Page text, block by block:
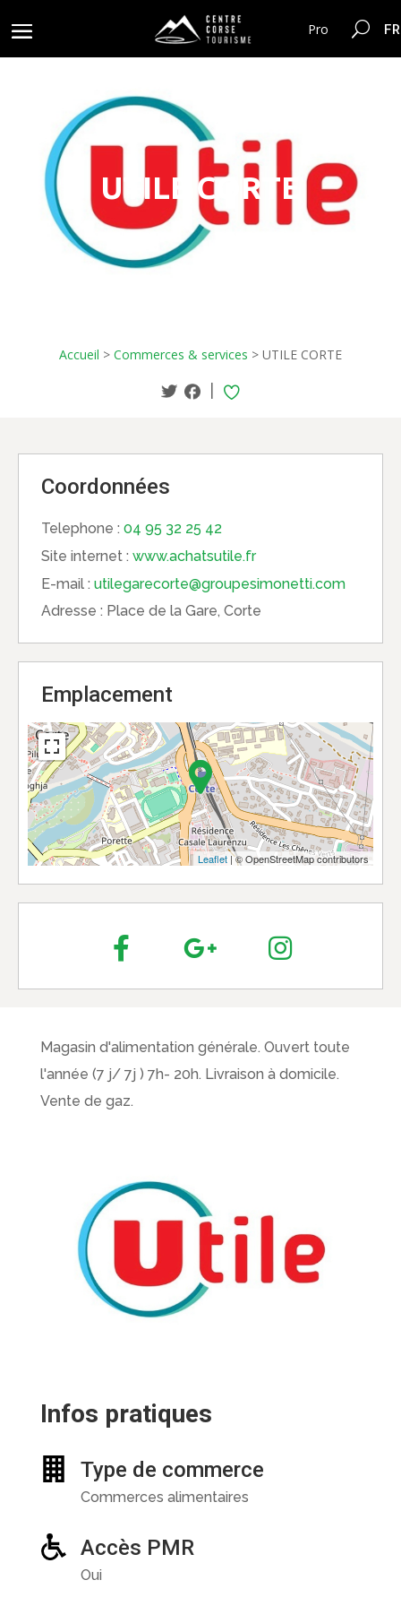
Pro
UTILE CORTE
Accueil > Commerces & services > UTILE CORTE
|
Coordonnées
Telephone : 04 95 32 25 42
Site internet : www.achatsutile.fr
E-mail : utilegarecorte@groupesimonetti.com
Adresse : Place de la Gare, Corte
Emplacement
Leaflet | © OpenStreetMap contributors
Magasin d'alimentation générale. Ouvert toute
l'année (7 j/ 7j ) 7h- 20h. Livraison à domicile.
Vente de gaz.
Infos pratiques
Type de commerce
Commerces alimentaires
Accès PMR
Oui